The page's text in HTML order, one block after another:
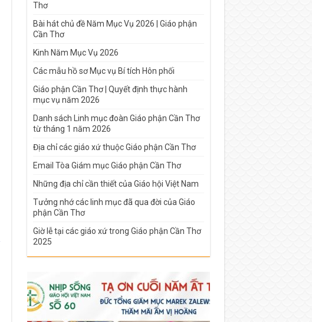
Thơ
Bài hát chủ đề Năm Mục Vụ 2026 | Giáo phận
Cần Thơ
Kinh Năm Mục Vụ 2026
Các mẫu hồ sơ Mục vụ Bí tích Hôn phối
Giáo phận Cần Thơ | Quyết định thực hành
mục vụ năm 2026
Danh sách Linh mục đoàn Giáo phận Cần Thơ
từ tháng 1 năm 2026
Địa chỉ các giáo xứ thuộc Giáo phận Cần Thơ
Email Tòa Giám mục Giáo phận Cần Thơ
Những địa chỉ cần thiết của Giáo hội Việt Nam
Tưởng nhớ các linh mục đã qua đời của Giáo
phận Cần Thơ
Giờ lễ tại các giáo xứ trong Giáo phận Cần Thơ
2025